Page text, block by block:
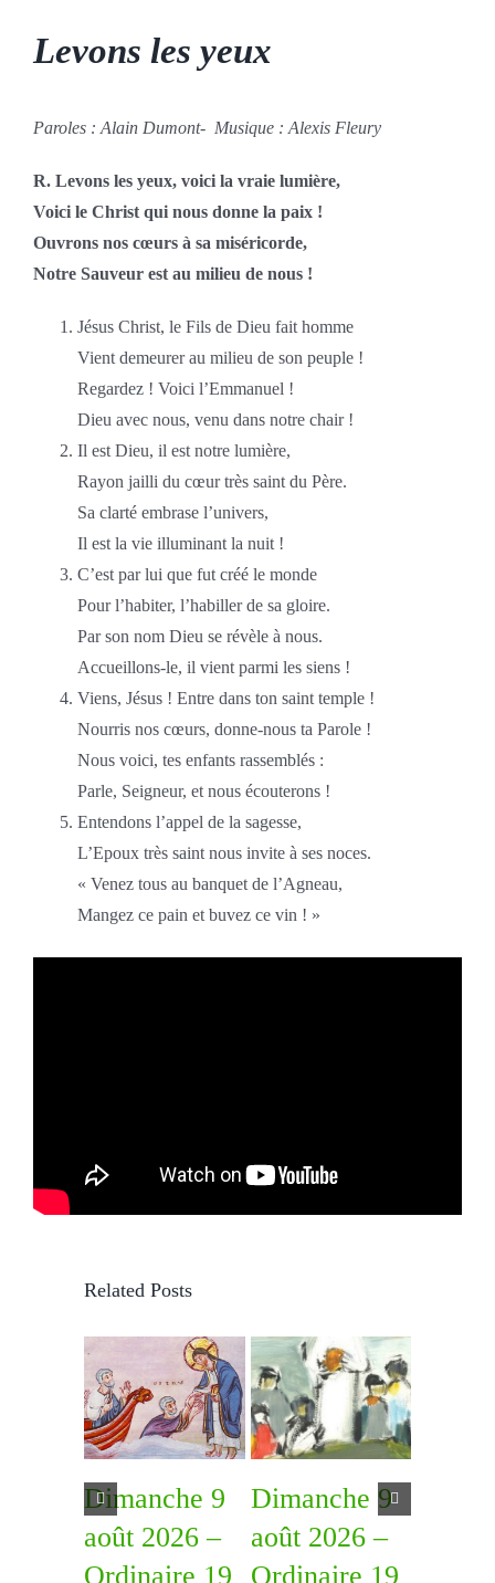
Levons les yeux
Paroles : Alain Dumont- Musique : Alexis Fleury
R. Levons les yeux, voici la vraie lumière,
Voici le Christ qui nous donne la paix !
Ouvrons nos cœurs à sa miséricorde,
Notre Sauveur est au milieu de nous !
Jésus Christ, le Fils de Dieu fait homme
Vient demeurer au milieu de son peuple !
Regardez ! Voici l’Emmanuel !
Dieu avec nous, venu dans notre chair !
Il est Dieu, il est notre lumière,
Rayon jailli du cœur très saint du Père.
Sa clarté embrase l’univers,
Il est la vie illuminant la nuit !
C’est par lui que fut créé le monde
Pour l’habiter, l’habiller de sa gloire.
Par son nom Dieu se révèle à nous.
Accueillons-le, il vient parmi les siens !
Viens, Jésus ! Entre dans ton saint temple !
Nourris nos cœurs, donne-nous ta Parole !
Nous voici, tes enfants rassemblés :
Parle, Seigneur, et nous écouterons !
Entendons l’appel de la sagesse,
L’Epoux très saint nous invite à ses noces.
« Venez tous au banquet de l’Agneau,
Mangez ce pain et buvez ce vin ! »
Related Posts
Dimanche 9
août 2026 –
Ordinaire 19
Dimanche 9
août 2026 –
Ordinaire 19